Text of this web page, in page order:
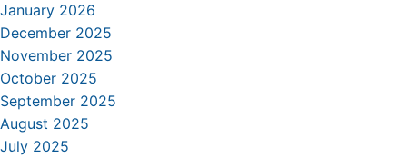
January 2026
December 2025
November 2025
October 2025
September 2025
August 2025
July 2025